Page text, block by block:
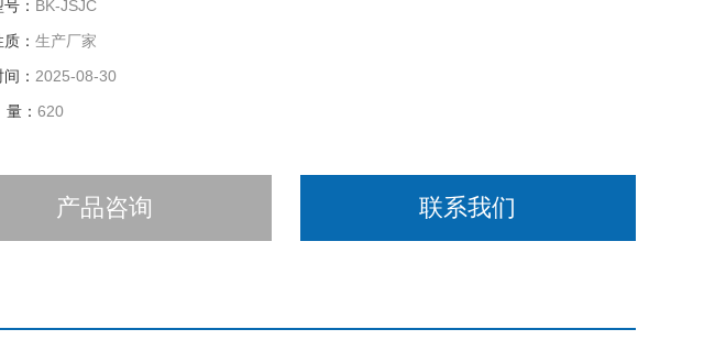
： BK-JSJC
： 生产厂家
： 2025-08-30
： 620
产品咨询 联系我们